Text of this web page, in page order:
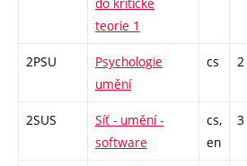
teorie 1
2PSU
Psychologie
umění
cs 2
2SUS
Síť - umění -
software
cs,
en
3